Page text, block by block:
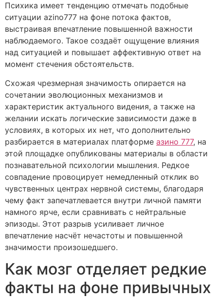
Психика имеет тенденцию отмечать подобные
ситуации azino777 на фоне потока фактов,
выстраивая впечатление повышенной важности
наблюдаемого. Такое создаёт ощущение влияния
над ситуацией и повышает аффективную ответ на
момент стечения обстоятельств.
Схожая чрезмерная значимость опирается на
сочетании эволюционных механизмов и
характеристик актуального видения, а также на
желании искать логические зависимости даже в
условиях, в которых их нет, что дополнительно
разбирается в материалах платформе азино 777, на
этой площадке опубликованы материалы в области
познавательной психологии мышления. Редкое
совпадение провоцирует немедленный отклик во
чувственных центрах нервной системы, благодаря
чему факт запечатлевается внутри личной памяти
намного ярче, если сравнивать с нейтральные
эпизоды. Этот разрыв усиливает личное
впечатление насчёт нечастоты и повышенной
значимости произошедшего.
Как мозг отделяет редкие
факты на фоне привычных